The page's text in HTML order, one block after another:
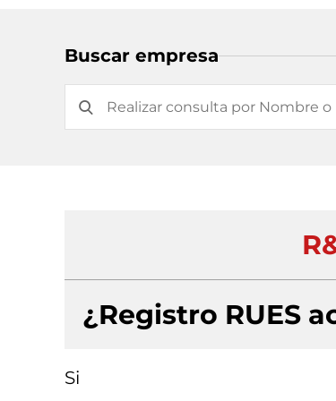
Buscar empresa
¿Registro RUES
Si